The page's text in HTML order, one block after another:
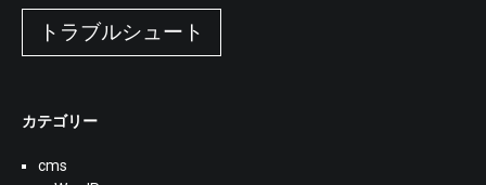
トラブルシュート
カテゴリー
cms